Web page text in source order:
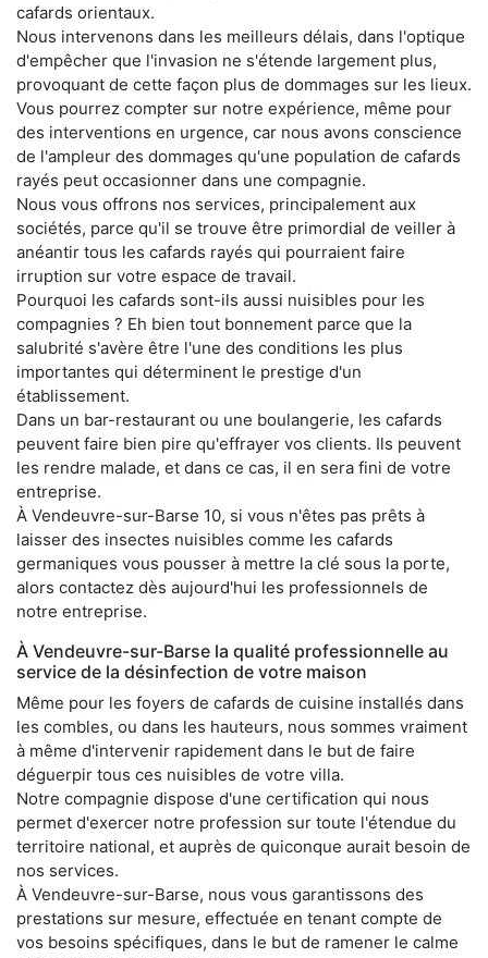
cafards orientaux.
Nous intervenons dans les meilleurs délais, dans l'optique
d'empêcher que l'invasion ne s'étende largement plus,
provoquant de cette façon plus de dommages sur les lieux.
Vous pourrez compter sur notre expérience, même pour
des interventions en urgence, car nous avons conscience
de l'ampleur des dommages qu'une population de cafards
rayés peut occasionner dans une compagnie.
Nous vous offrons nos services, principalement aux
sociétés, parce qu'il se trouve être primordial de veiller à
anéantir tous les cafards rayés qui pourraient faire
irruption sur votre espace de travail.
Pourquoi les cafards sont-ils aussi nuisibles pour les
compagnies ? Eh bien tout bonnement parce que la
salubrité s'avère être l'une des conditions les plus
importantes qui déterminent le prestige d'un
établissement.
Dans un bar-restaurant ou une boulangerie, les cafards
peuvent faire bien pire qu'effrayer vos clients. Ils peuvent
les rendre malade, et dans ce cas, il en sera fini de votre
entreprise.
À Vendeuvre-sur-Barse 10, si vous n'êtes pas prêts à
laisser des insectes nuisibles comme les cafards
germaniques vous pousser à mettre la clé sous la porte,
alors contactez dès aujourd'hui les professionnels de
notre entreprise.
À Vendeuvre-sur-Barse la qualité professionnelle au
service de la désinfection de votre maison
Même pour les foyers de cafards de cuisine installés dans
les combles, ou dans les hauteurs, nous sommes vraiment
à même d'intervenir rapidement dans le but de faire
déguerpir tous ces nuisibles de votre villa.
Notre compagnie dispose d'une certification qui nous
permet d'exercer notre profession sur toute l'étendue du
territoire national, et auprès de quiconque aurait besoin de
nos services.
À Vendeuvre-sur-Barse, nous vous garantissons des
prestations sur mesure, effectuée en tenant compte de
vos besoins spécifiques, dans le but de ramener le calme